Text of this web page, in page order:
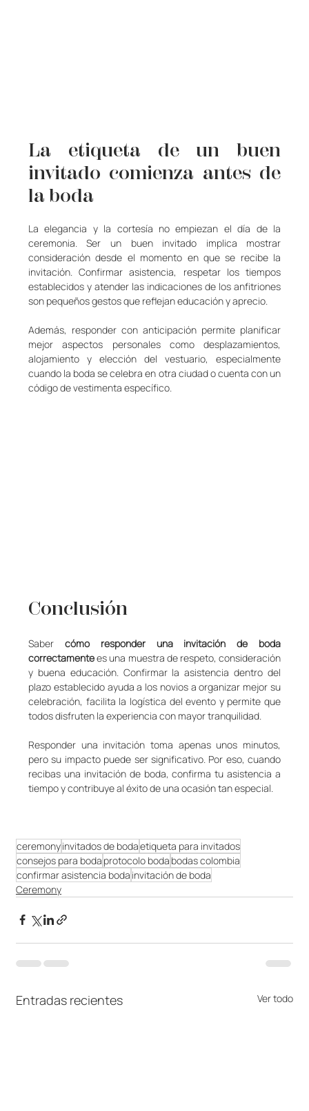
La etiqueta de un buen
invitado comienza antes de
la boda
La elegancia y la cortesía no empiezan el día de la
ceremonia. Ser un buen invitado implica mostrar
consideración desde el momento en que se recibe la
invitación. Confirmar asistencia, respetar los tiempos
establecidos y atender las indicaciones de los anfitriones
son pequeños gestos que reflejan educación y aprecio.
Además, responder con anticipación permite planificar
mejor aspectos personales como desplazamientos,
alojamiento y elección del vestuario, especialmente
cuando la boda se celebra en otra ciudad o cuenta con un
código de vestimenta específico.
Conclusión
Saber cómo responder una invitación de boda
correctamente es una muestra de respeto, consideración
y buena educación. Confirmar la asistencia dentro del
plazo establecido ayuda a los novios a organizar mejor su
celebración, facilita la logística del evento y permite que
todos disfruten la experiencia con mayor tranquilidad.
Responder una invitación toma apenas unos minutos,
pero su impacto puede ser significativo. Por eso, cuando
recibas una invitación de boda, confirma tu asistencia a
tiempo y contribuye al éxito de una ocasión tan especial.
ceremonyinvitados de bodaetiqueta para invitados
consejos para boda protocolo boda bodas colombia
confirmar asistencia boda invitación de boda
Ceremony
Entradas recientes Ver todo